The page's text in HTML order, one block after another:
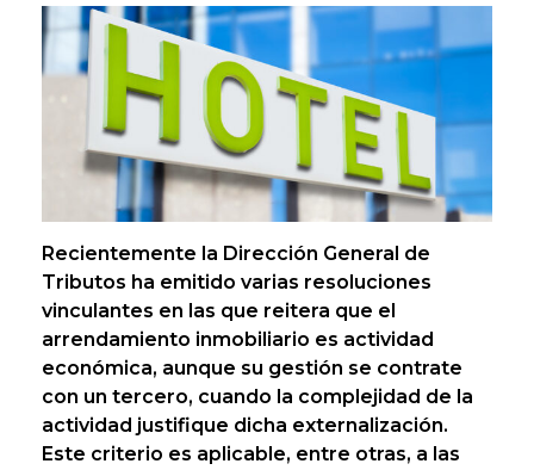
Recientemente la Dirección General de
Tributos ha emitido varias resoluciones
vinculantes en las que reitera que el
arrendamiento inmobiliario es actividad
económica, aunque su gestión se contrate
con un tercero, cuando la complejidad de la
actividad justifique dicha externalización.
Este criterio es aplicable, entre otras, a las